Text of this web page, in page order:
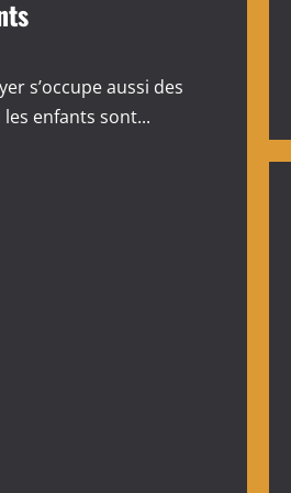
s’occupe aussi des
enfants sont...